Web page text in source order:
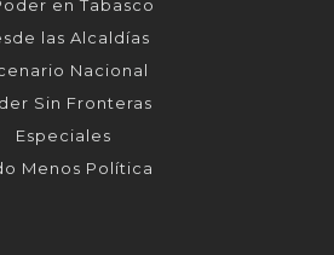
en Tabasco
las Alcaldías
Nacional
Sin Fronteras
Especiales
Menos Política